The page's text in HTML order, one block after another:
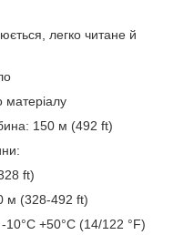
легко читане й
матеріалу
150 м (492 ft)
ft)
м (328-492 ft)
+50°C (14/122 °F)